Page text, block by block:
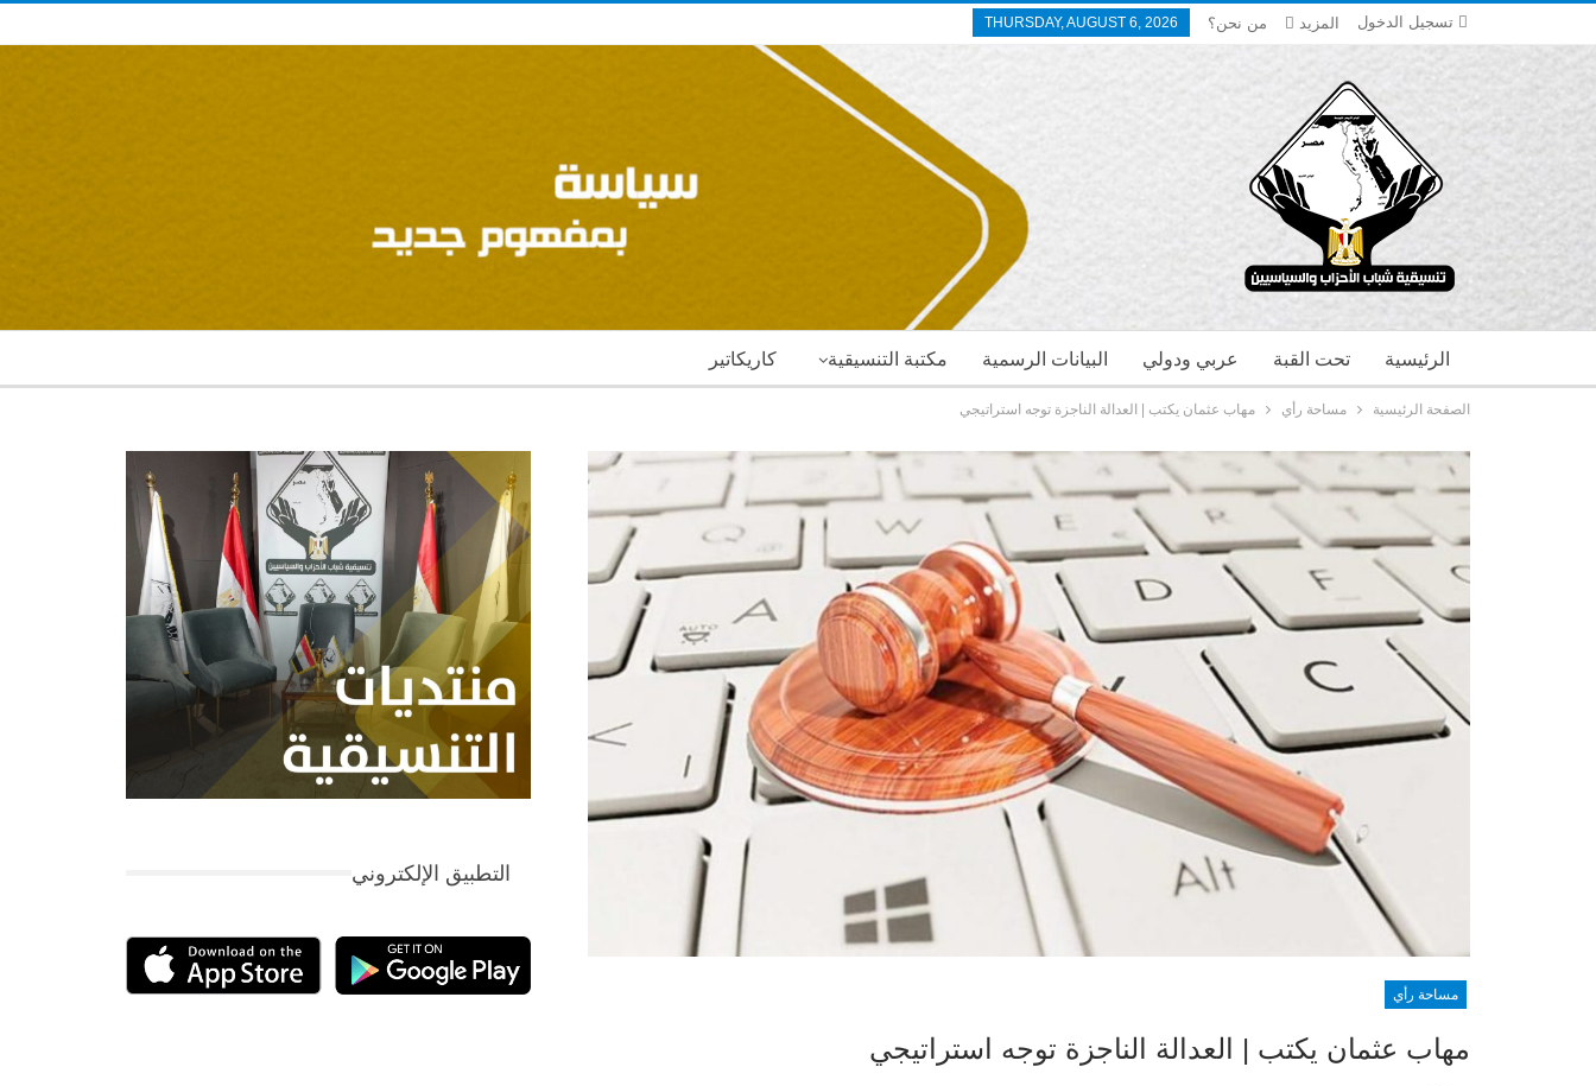
تسجيل الدخول THURSDAY, AUGUST 6, 2026 من نحن؟ المزيد
كاريكاتير مكتبة التنسيقية البيانات الرسمية عربي ودولي تحت القبة الرئيسية
الصفحة الرئيسية مساحة رأي مهاب عثمان يكتب | العدالة الناجزة توجه استراتيجي
مساحة رأي
مهاب عثمان يكتب | العدالة الناجزة توجه استراتيجي
التطبيق الإلكتروني